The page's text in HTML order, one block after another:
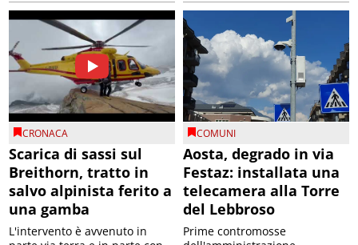
CRONACA
Scarica di sassi sul
Breithorn, tratto in
salvo alpinista ferito a
una gamba
L'intervento è avvenuto in
COMUNI
Aosta, degrado in via
Festaz: installata una
telecamera alla Torre
del Lebbroso
Prime contromosse